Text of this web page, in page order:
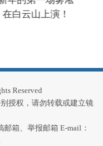
在白云山上演！
Reserved
授权，请勿转载或建立镜
箱、举报邮箱 E-mail：